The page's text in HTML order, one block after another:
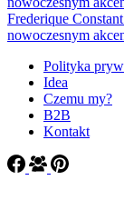
Frederique
nowoczesnym
Polityka
Idea
Czemu my?
B2B
Kontakt